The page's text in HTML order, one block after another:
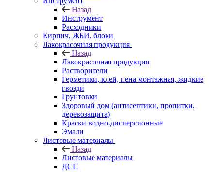
Назад
Инструмент
Расходники
Кирпич, ЖБИ, блоки
Лакокрасочная продукция
Назад
Лакокрасочная продукция
Растворители
Герметики, клей, пена монтажная, жидкие
гвозди
Грунтовки
Здоровый дом (антисептики, пропитки,
деревозащита)
Краски водно-дисперсионные
Эмали
Листовые материалы
Назад
Листовые материалы
ДСП